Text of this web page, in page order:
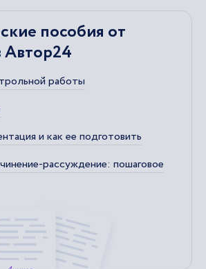
пособия от
Автор24
работы
и как ее подготовить
рассуждение: пошаговое